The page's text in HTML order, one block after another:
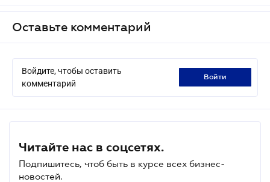
Оставьте комментарий
Войдите, чтобы оставить
комментарий
войти
Читайте нас в соцсетях.
Подпишитесь, чтоб быть в курсе всех бизнес-
новостей.